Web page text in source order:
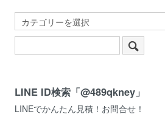
LINE ID検索「@489qkney」
LINEでかんたん見積！お問合せ！